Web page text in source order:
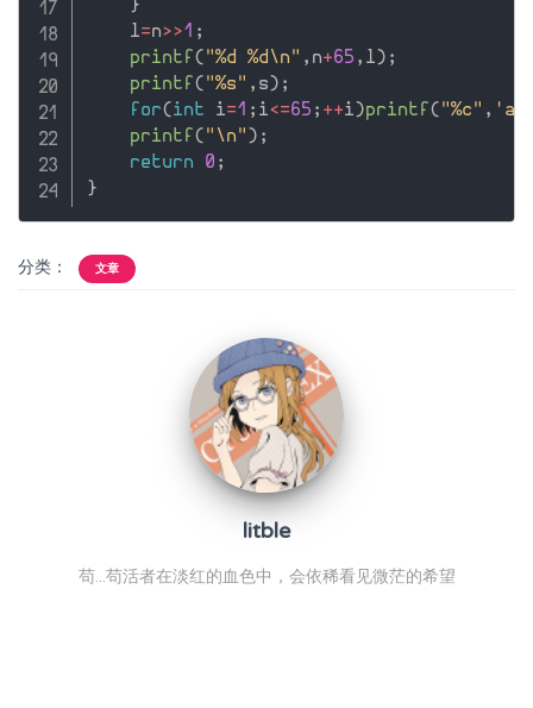
}
    l
=n>>1 ;
printf ( "%d %d\n" , n+65 , l ) ;
printf ( "%s" , s ) ;
for( int i=1 ; i<=65 ; ++i )printf ( "%c" , 'a'
printf ( "\n" ) ;
return
0 ;
}
分类： 文章
litble
苟...苟活者在淡红的血色中，会依稀看见微茫的希望